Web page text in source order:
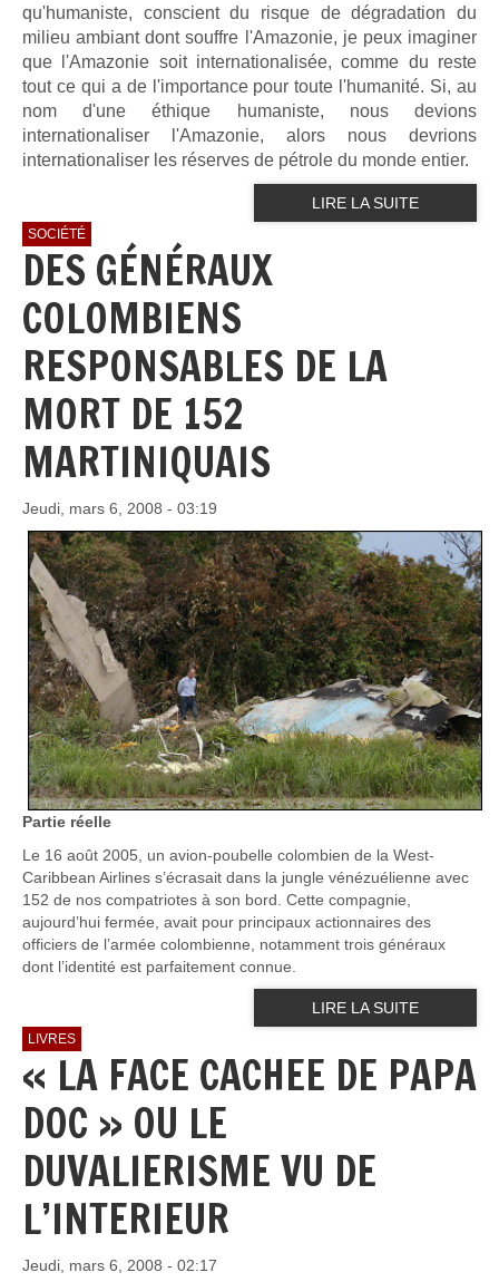
qu'humaniste, conscient du risque de dégradation du
milieu ambiant dont souffre l'Amazonie, je peux imaginer
que l'Amazonie soit internationalisée, comme du reste
tout ce qui a de l'importance pour toute l'humanité. Si, au
nom d'une éthique humaniste, nous devions
internationaliser l'Amazonie, alors nous devrions
internationaliser les réserves de pétrole du monde entier.
LIRE LA SUITE
SOCIÉTÉ
DES GÉNÉRAUX
COLOMBIENS
RESPONSABLES DE LA
MORT DE 152
MARTINIQUAIS
Jeudi, mars 6, 2008 - 03:19
Partie réelle
Le 16 août 2005, un avion-poubelle colombien de la West-
Caribbean Airlines s’écrasait dans la jungle vénézuélienne avec
152 de nos compatriotes à son bord. Cette compagnie,
aujourd’hui fermée, avait pour principaux actionnaires des
officiers de l’armée colombienne, notamment trois généraux
dont l’identité est parfaitement connue.
LIRE LA SUITE
LIVRES
« LA FACE CACHEE DE PAPA
DOC » OU LE
DUVALIERISME VU DE
L’INTERIEUR
Jeudi, mars 6, 2008 - 02:17